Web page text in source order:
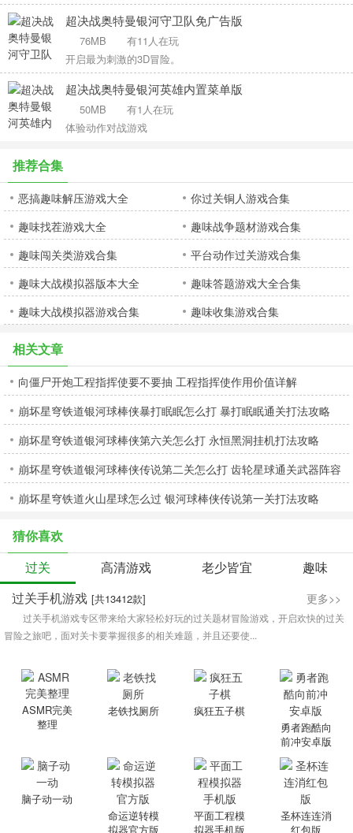
超决战奥特曼银河守卫队免广告版
76MB
有11人在玩
开启最为刺激的3D冒险。
超决战奥特曼银河英雄内置菜单版
50MB
有1人在玩
体验动作对战游戏
推荐合集
恶搞趣味解压游戏大全
你过关铜人游戏合集
趣味找茬游戏大全
趣味战争题材游戏合集
趣味闯关类游戏合集
平台动作过关游戏合集
趣味大战模拟器版本大全
趣味答题游戏大全合集
趣味大战模拟器游戏合集
趣味收集游戏合集
相关文章
向僵尸开炮工程指挥使要不要抽 工程指挥使作用价值详解
崩坏星穹铁道银河球棒侠暴打眠眠怎么打 暴打眠眠通关打法攻略
崩坏星穹铁道银河球棒侠第六关怎么打 永恒黑洞挂机打法攻略
崩坏星穹铁道银河球棒侠传说第二关怎么打 齿轮星球通关武器阵容
推荐
崩坏星穹铁道火山星球怎么过 银河球棒侠传说第一关打法攻略
猜你喜欢
过关
高清游戏 老少皆宜
趣味
过关手机游戏 [共13412款] 更多>>
过关手机游戏专区带来给大家轻松好玩的过关题材冒险游戏，开启欢快的过关
冒险之旅吧，面对关卡要掌握很多的相关难题，并且还要使...
ASMR完美
整理
老铁找厕所
疯狂五子棋
勇者跑酷向
前冲安卓版
脑子动一动
命运逆转模
拟器官方版
平面工程模
拟器手机版
圣杯连连消
红包版